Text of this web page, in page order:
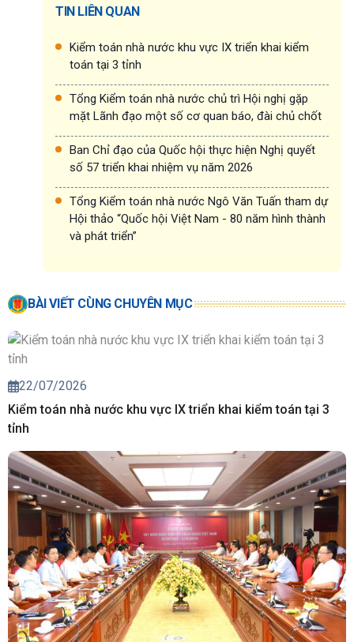
TIN LIÊN QUAN
Kiểm toán nhà nước khu vực IX triển khai kiểm
toán tại 3 tỉnh
Tổng Kiểm toán nhà nước chủ trì Hội nghị gặp
mặt Lãnh đạo một số cơ quan báo, đài chủ chốt
Ban Chỉ đạo của Quốc hội thực hiện Nghị quyết
số 57 triển khai nhiệm vụ năm 2026
Tổng Kiểm toán nhà nước Ngô Văn Tuấn tham dự
Hội thảo “Quốc hội Việt Nam - 80 năm hình thành
và phát triển”
BÀI VIẾT CÙNG CHUYÊN MỤC
22/07/2026
Kiểm toán nhà nước khu vực IX triển khai kiểm toán tại 3
tỉnh